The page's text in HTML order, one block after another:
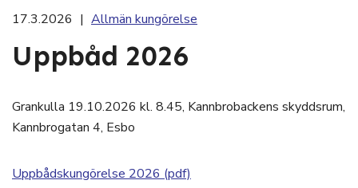
17.3.2026 | Allmän kungörelse
Uppbåd 2026
Grankulla 19.10.2026 kl. 8.45, Kannbrobackens skyddsrum,
Kannbrogatan 4, Esbo
Uppbådskungörelse 2026 (pdf)